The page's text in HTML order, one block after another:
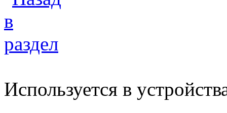
Используется в